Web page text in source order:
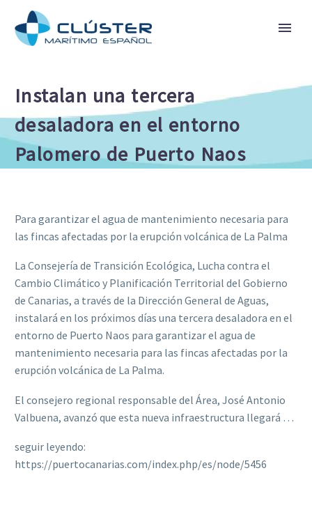
Instalan una tercera
desaladora en el entorno
Palomero de Puerto Naos
Para garantizar el agua de mantenimiento necesaria para
las fincas afectadas por la erupción volcánica de La Palma
La Consejería de Transición Ecológica, Lucha contra el
Cambio Climático y Planificación Territorial del Gobierno
de Canarias, a través de la Dirección General de Aguas,
instalará en los próximos días una tercera desaladora en el
entorno de Puerto Naos para garantizar el agua de
mantenimiento necesaria para las fincas afectadas por la
erupción volcánica de La Palma.
El consejero regional responsable del Área, José Antonio
Valbuena, avanzó que esta nueva infraestructura llegará …
seguir leyendo:
https://puertocanarias.com/index.php/es/node/5456